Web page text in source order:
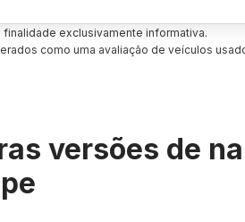
exclusivamente informativa.
como uma avaliação de veículos
versões de na